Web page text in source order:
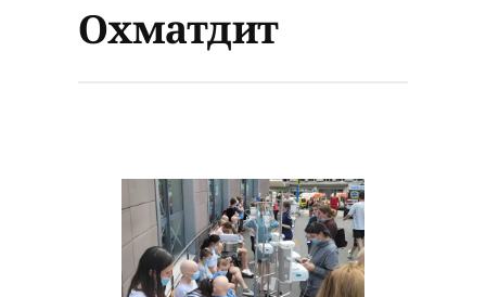
Охматдит